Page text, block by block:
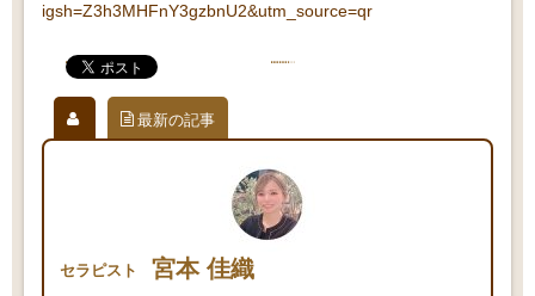
igsh=Z3h3MHFnY3gzbnU2&utm_source=qr
最新の記事
セラピスト 宮本 佳織